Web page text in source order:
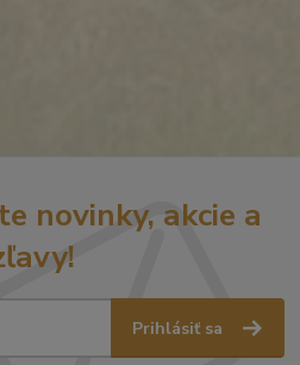
novinky, akcie a
Prihlásiť sa